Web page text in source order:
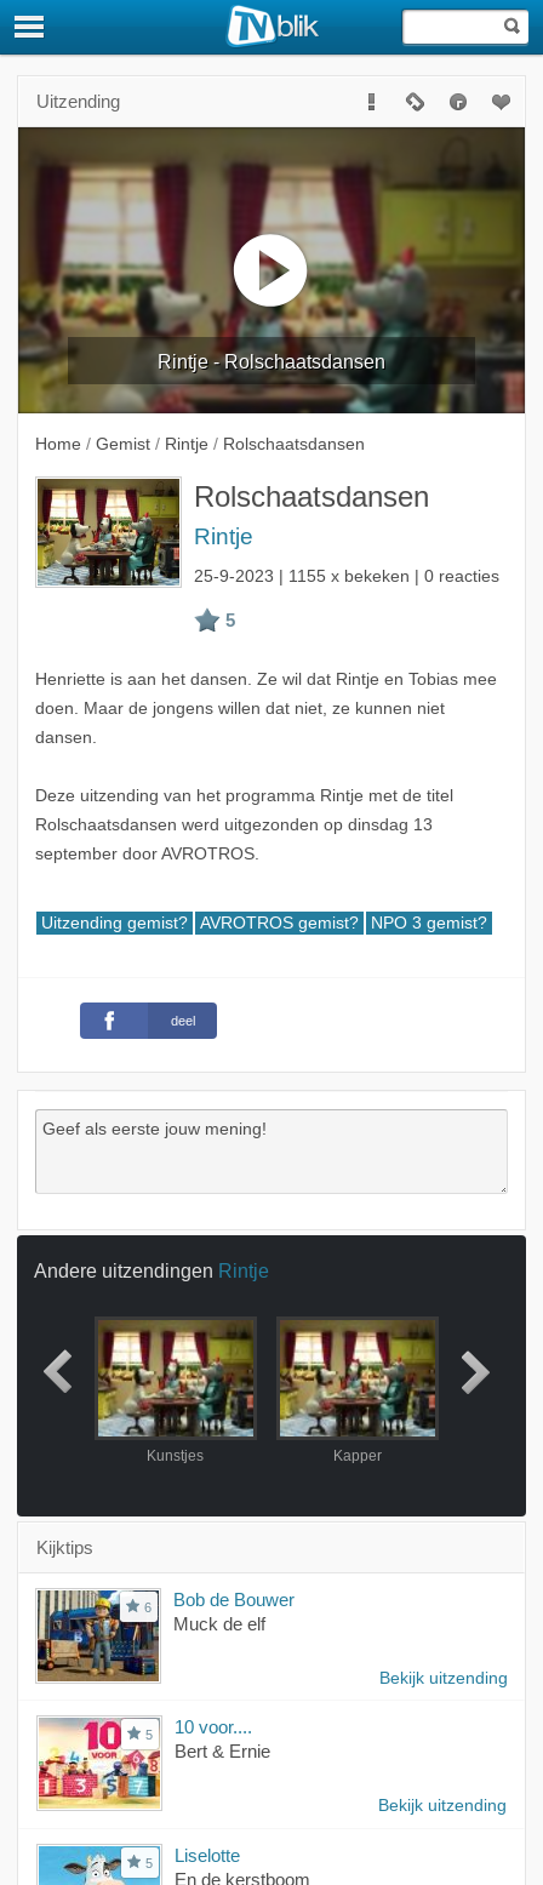
Uitzending
Rintje - Rolschaatsdansen
Home / Gemist / Rintje / Rolschaatsdansen
Rolschaatsdansen
Rintje
25-9-2023 | 1155 x bekeken | 0 reacties
Henriette is aan het dansen. Ze wil dat Rintje en Tobias mee
doen. Maar de jongens willen dat niet, ze kunnen niet
dansen.
Deze uitzending van het programma Rintje met de titel
Rolschaatsdansen werd uitgezonden op dinsdag 13
september door AVROTROS.
Uitzending gemist? AVROTROS gemist? NPO 3 gemist?
deel
Andere uitzendingen Rintje
Kunstjes Kapper
Kijktips
6
Bob de Bouwer
Muck de elf
Bekijk uitzending
5
10 voor....
Bert & Ernie
Bekijk uitzending
5
Liselotte
En de kerstboom